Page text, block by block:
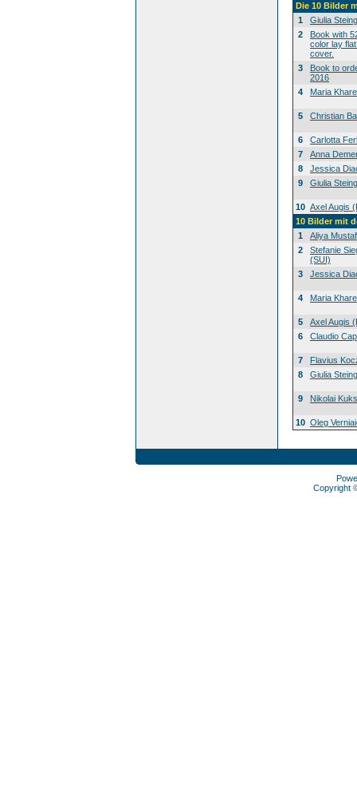
Die 10 Bilder
1
Giulia
2
Book with
color lay
cover.
3
Book to
2016
4
Maria
5 Christian
6
Carlotta
7
Anna
8
Jessica
9
Giulia
10 Axel Augis
10 Bilder mit
1
Aliya
2
Stefanie
(SUI)
3
Jessica
4 Maria
5
Axel Augis
6
Claudio
7
Flavius
8
Giulia
9 Nikolai
10 Oleg
Copyright